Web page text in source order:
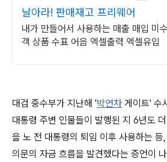
날아라! 판매재고 프리웨어
내가 만들어서 사용하는 매출 매입 미
객 상품 수표 어음 엑셀출력 엑셀유입
대검 중수부가 지난해 '박연차 게이트' 수
대통령 주변 인물들이 발행된 지 6년도
을 노 전 대통령의 퇴임 이후 사용하는 등
의문의 자금 흐름을 발견했다는 증언이